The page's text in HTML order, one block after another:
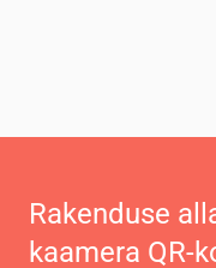
Rakenduse
kaamera QR-